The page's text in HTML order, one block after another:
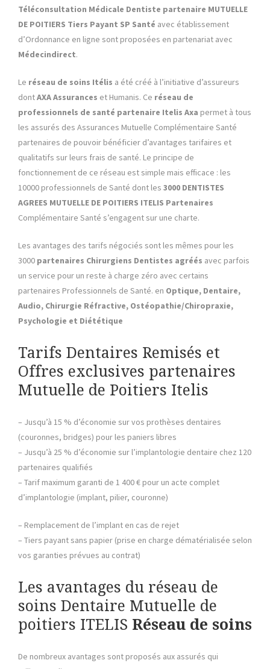
Téléconsultation Médicale Dentiste partenaire MUTUELLE
DE POITIERS Tiers Payant SP Santé avec établissement
d’Ordonnance en ligne sont proposées en partenariat avec
Médecindirect.
Le réseau de soins Itélis a été créé à l’initiative d’assureurs
dontAXA Assurances et Humanis. Ce réseau de
professionnels de santé partenaire Itelis Axa permet à tous
les assurés des Assurances Mutuelle Complémentaire Santé
partenaires de pouvoir bénéficier d’avantages tarifaires et
qualitatifs sur leurs frais de santé. Le principe de
fonctionnement de ce réseau est simple mais efficace : les
10000 professionnels de Santé dont les 3000 DENTISTES
AGREES MUTUELLE DE POITIERS ITELIS Partenaires
Complémentaire Santé s’engagent sur une charte.
Les avantages des tarifs négociés sont les mêmes pour les
3000 partenaires Chirurgiens Dentistes agréés avec parfois
un service pour un reste à charge zéro avec certains
partenaires Professionnels de Santé. en Optique, Dentaire,
Audio, Chirurgie Réfractive, Ostéopathie/Chiropraxie,
Psychologie et Diététique
Tarifs Dentaires Remisés et
Offres exclusives partenaires
Mutuelle de Poitiers Itelis
– Jusqu’à 15 % d’économie sur vos prothèses dentaires
(couronnes, bridges) pour les paniers libres
– Jusqu’à 25 % d’économie sur l’implantologie dentaire chez 120
partenaires qualifiés
– Tarif maximum garanti de 1 400 € pour un acte complet
d’implantologie (implant, pilier, couronne)
– Remplacement de l’implant en cas de rejet
– Tiers payant sans papier (prise en charge dématérialisée selon
vos garanties prévues au contrat)
Les avantages du réseau de
soins Dentaire Mutuelle de
poitiers ITELIS Réseau de soins
De nombreux avantages sont proposés aux assurés qui